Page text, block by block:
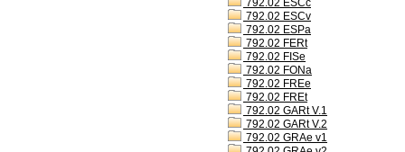
792.02 ESCc
792.02 ESCv
792.02 ESPa
792.02 FERt
792.02 FISe
792.02 FONa
792.02 FREe
792.02 FREt
792.02 GARt V.1
792.02 GARt V.2
792.02 GRAe v1